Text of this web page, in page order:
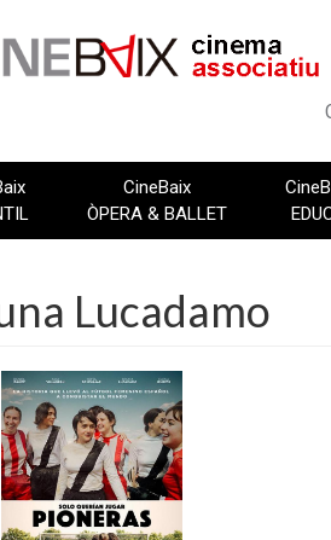
CineBaix
ÒPERA & BALLET
Lucadamo